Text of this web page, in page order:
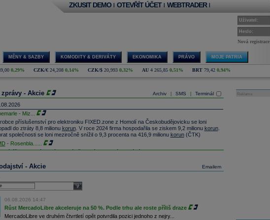
ZKUSIT DEMO | OTEVŘÍT ÚČET | WEBTRADER |
Uživatel:
Heslo:
Nová registrace
MĚNY & SAZBY KOMODITY & DERIVÁTY EKONOMIKA PRÁVO MOJE PATRIA
0,29% CZK/€ 24,208 0,14% CZK/$ 20,993 0,32% AU 4 265,85 0,51% BRT 79,42 0,94%
Archiv SMS Terminál
zprávy - Akcie
- Miz
příslušenství pro elektroniku FIXED.zone z Homolí na Českobudějovicku se loni
do ztráty 8,8 milionu korun. V roce 2024 firma hospodařila se ziskem 9,2 milionu korun.
společnosti se loni meziročně snížil o 9,3 procenta na 416,9 milionu korun(ČTK)
- Rosenbla......
úřady schválily plánované převzetí americké mediální firmy Warner Bros. Discovery
vláda dnes oznámila, že firma Paramount Skydance se rozhodla poskytnout záruky,
rozptýlily obavy ministryně kultury Lisy Nandyové z negativních dopadů fúze (ČTK)
obchodů s akciemi na pražské burze za dnešní den je 0,662 mld. Kč. Průměrný objem
za poslední rok je 0,664 mld. Kč.
konkurentem Paramount Skydance za 110 miliard
vláda dnes oznámila, že firma Paramount Skydance se rozhodla poskytnout záruky,
rozptýlily obavy ministryně kultury Lisy Nandyové z negativních dopadů fúze, mimo jiné v
Emailem
- Akcie
select
06.08.2026 14:47
Růst MercadoLibre akceleruje na 50 %. Podle trhu ale roste příliš draze
MercadoLibre ve druhém čtvrtletí opět potvrdila pozici jednoho z nejry...
Reklama